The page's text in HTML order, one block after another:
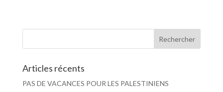
Articles récents
PAS DE VACANCES POUR LES PALESTINIENS